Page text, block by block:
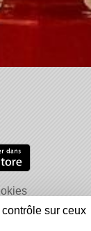
inapproprié
sur ceux